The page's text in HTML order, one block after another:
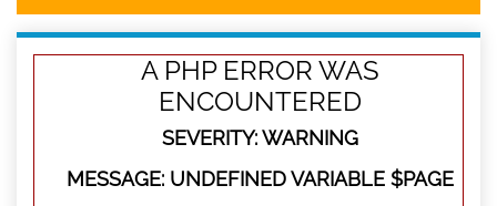
A PHP ERROR WAS
ENCOUNTERED
SEVERITY: WARNING
MESSAGE: UNDEFINED VARIABLE $PAGE